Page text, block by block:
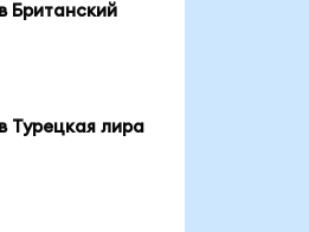
Британский
Турецкая лира